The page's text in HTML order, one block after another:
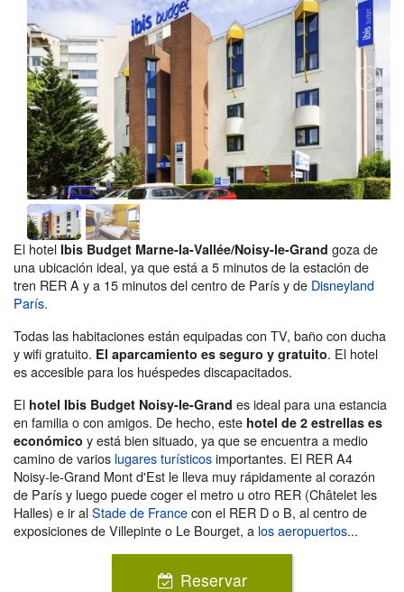
El hotel Ibis Budget Marne-la-Vallée/Noisy-le-Grand goza de
una ubicación ideal, ya que está a 5 minutos de la estación de
tren RER A y a 15 minutos del centro de París y de Disneyland
París.
Todas las habitaciones están equipadas con TV, baño con ducha
y wifi gratuito. El aparcamiento es seguro y gratuito. El hotel
es accesible para los huéspedes discapacitados.
El hotel Ibis Budget Noisy-le-Grand es ideal para una estancia
en familia o con amigos. De hecho, este hotel de 2 estrellas es
económico y está bien situado, ya que se encuentra a medio
camino de varios lugares turísticosimportantes. El RER A4
Noisy-le-Grand Mont d'Est le lleva muy rápidamente al corazón
de París y luego puede coger el metro u otro RER (Châtelet les
Halles) e ir alStade de Francecon el RER D o B, al centro de
exposiciones de Villepinte o Le Bourget, a los aeropuertos...
Reservar